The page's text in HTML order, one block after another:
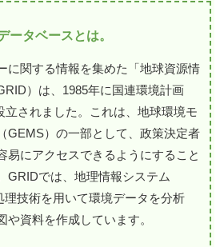
ータベースとは。
に関する情報を集めた「地球資源情
）は、1985年に国連環境計画
立されました。これは、地球環境モ
GEMS）の一部として、政策決定者
易にアクセスできるようにすること
GRIDでは、地理情報システム
理技術を用いて環境データを分析
や資料を作成しています。